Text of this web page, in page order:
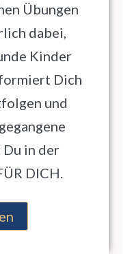
Übungen
dabei,
Kinder
Dich
und
in der
DICH.